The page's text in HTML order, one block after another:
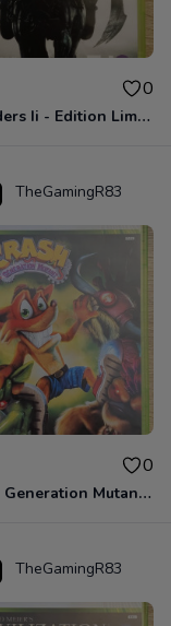
0
Darksiders Ii - Edition Limitée Xbox 360
TheGamingR83
0
Crash - Generation Mutant Xbox 360
TheGamingR83